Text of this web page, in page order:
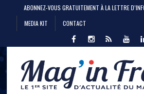
ABONNEZ-VOUS GRATUITEMENT À LA LETTRE
MEDIA KIT
CONTACT